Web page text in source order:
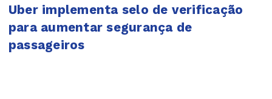
Uber implementa selo de verificação
para aumentar segurança de
passageiros